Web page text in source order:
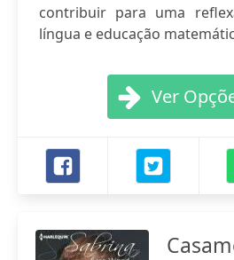
contribuir para uma
língua e educação
Ver